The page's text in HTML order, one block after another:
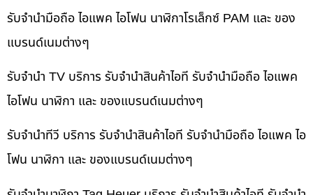
รับจำนำมือถือ ไอแพค ไอโฟน นาฬิกาโรเล็กซ์ PAM และ ของ
แบรนด์เนมต่างๆ
รับจำนำ TV บริการ รับจำนำสินค้าไอที รับจำนำมือถือ ไอแพค
ไอโฟน นาฬิกา และ ของแบรนด์เนมต่างๆ
รับจำนำทีวี บริการ รับจำนำสินค้าไอที รับจำนำมือถือ ไอแพค ไอ
โฟน นาฬิกา และ ของแบรนด์เนมต่างๆ